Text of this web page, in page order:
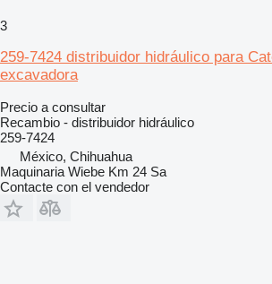
3
259-7424 distribuidor hidráulico para
excavadora
Precio a consultar
Recambio - distribuidor hidráulico
259-7424
México, Chihuahua
Maquinaria Wiebe Km 24 Sa
Contacte con el vendedor